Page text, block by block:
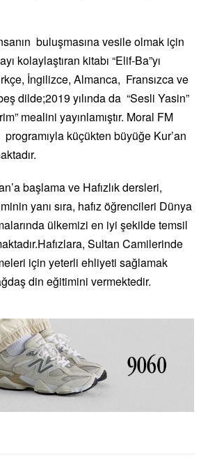
buluşmasına vesile olmak için
kolaylaştıran kitabı “Elif-Ba”yı
İngilizce, Almanca, Fransızca ve
dilde;2019 yılında da “Sesli Yasin”
mealini yayınlamıştır. Moral FM
programıyla küçükten büyüğe Kur’an
başlama ve Hafızlık dersleri,
yanı sıra, hafız öğrencileri Dünya
ülkemizi en iyi şekilde temsil
Sultan Camilerinde
için yeterli ehliyeti sağlamak
din eğitimini vermektedir.